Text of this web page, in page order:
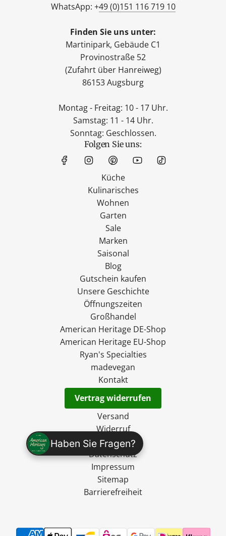
Haben Sie Fragen?
WhatsApp: +49 (0)151 116 719 10
Finden Sie uns unter:
Martinipark, Gebäude C1
Provinostraße 52
(Zufahrt über Hanreiweg)
86153 Augsburg
Montag - Freitag: 10 - 17 Uhr.
Samstag: 11 - 14 Uhr.
Sonntag: Geschlossen.
Folgen Sie uns:
Küche
Kulinarisches
Wohnen
Garten
Sale
Marken
Saisonal
Blog
Gutschein kaufen
Unsere Geschichte
Öffnungszeiten
Großhandel
American Heritage DE-Shop
American Heritage EU-Shop
Ryan's Specialties
madevegan
Kontakt
Vertrag widerrufen
Versand
Widerruf
AGB
Datenschutz
Impressum
Sitemap
Barrierefreiheit